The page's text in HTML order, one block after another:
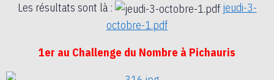
Les résultats sont là :
jeudi-3-
octobre-1.pdf
1er au Challenge du Nombre à Pichauris